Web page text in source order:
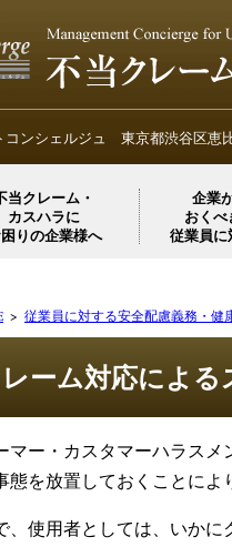
ンシェルジュ 東京都渋谷区恵
当クレーム・
カスハラに
りの企業様へ
企業
おくべ
従業員
従業員に対する安全配慮義務・健
ーム対応によ
マー・カスタマーハラス
態を放置しておくことに
、使用者としては、いかに